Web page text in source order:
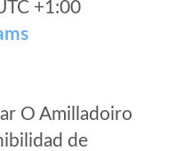
+1:00
O Amilladoiro
de